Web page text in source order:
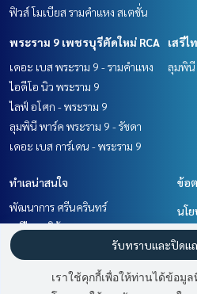
ฟิวส์ โมเบียส รามคำแหง สเตชั่น
พระราม 9 เพชรบุรีตัดใหม่ RCA
เดอะ เบส พระราม 9 - รามคำแหง
ไอดีโอ นิว พระราม 9
ไลฟ์ อโศก - พระราม 9
ลุมพินี พาร์ค พระราม 9 - รัชดา
เดอะ เบส การ์เดน - พระราม 9
เสรีไ
ลุมพินี
ทำเลน่าสนใจ
พัฒนาการ ศรีนครินทร์
เสรีไทย-นิด้า
รามคำแหง หัวหมาก
พระราม 9 เพชรบุรีตัดใหม่ RCA
ข้อ
นโ
เกี่ย
วิธี
เราใช้คุกกี้เพื่อให้ท่านได้ข้อมู
รับทราบและปิดแ